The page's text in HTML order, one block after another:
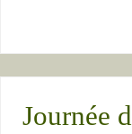
Journée